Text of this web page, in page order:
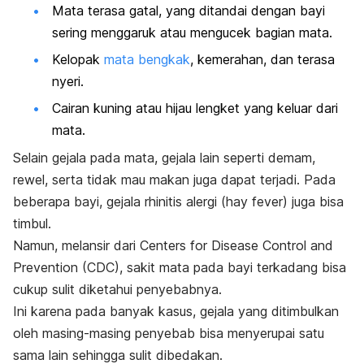
Mata terasa gatal, yang ditandai dengan bayi
sering menggaruk atau mengucek bagian mata.
Kelopak mata bengkak, kemerahan, dan terasa
nyeri.
Cairan kuning atau hijau lengket yang keluar dari
mata.
Selain gejala pada mata, gejala lain seperti demam,
rewel, serta tidak mau makan juga dapat terjadi. Pada
beberapa bayi, gejala rhinitis alergi (hay fever) juga bisa
timbul.
Namun, melansir dari Centers for Disease Control and
Prevention (CDC), sakit mata pada bayi terkadang bisa
cukup sulit diketahui penyebabnya.
Ini karena pada banyak kasus, gejala yang ditimbulkan
oleh masing-masing penyebab bisa menyerupai satu
sama lain sehingga sulit dibedakan.